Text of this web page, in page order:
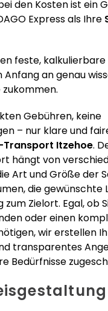
den Kosten ist ein
Express als Ihre
feste, kalkulierbare
Anfang an genau
zukommen.
Gebühren, keine
– nur klare und
Transport Itzehoe.
hängt von
Art und Größe der
die gewünschte
Zielort. Egal, ob
oder einen
wir erstellen
transparentes
Bedürfnisse